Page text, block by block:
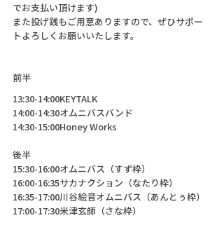
でお支払い頂けます)
また投げ銭もご用意ありますので、ぜひサポー
トよろしくお願いいたします。
前半
13:30-14:00KEYTALK
14:00-14:30オムニバスバンド
14:30-15:00Honey Works
後半
15:30-16:00オムニバス（すず枠）
16:00-16:35サカナクション（なたり枠）
16:35-17:00川谷絵音オムニバス（あんとぅ枠）
17:00-17:30米津玄師（さな枠）